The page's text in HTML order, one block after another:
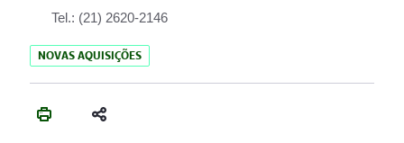
Tel.: (21) 2620-2146
NOVAS AQUISIÇÕES